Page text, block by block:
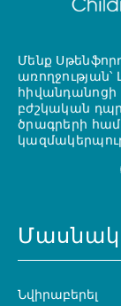
Մենք
հիվանդանոցի
բժշկական
ծրագրերի
Նվիրաբերել